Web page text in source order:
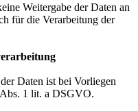
Weitergabe der Daten an
für die Verarbeitung der
Daten ist bei Vorliegen
1 lit. a DSGVO.